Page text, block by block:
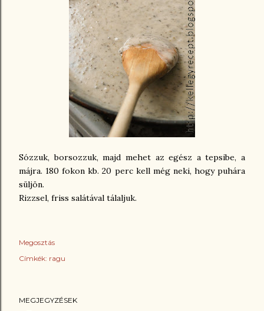
Sózzuk, borsozzuk, majd mehet az egész a tepsibe, a
májra. 180 fokon kb. 20 perc kell még neki, hogy puhára
süljön.
Rizzsel, friss salátával tálaljuk.
Megosztás
Címkék: ragu
MEGJEGYZÉSEK